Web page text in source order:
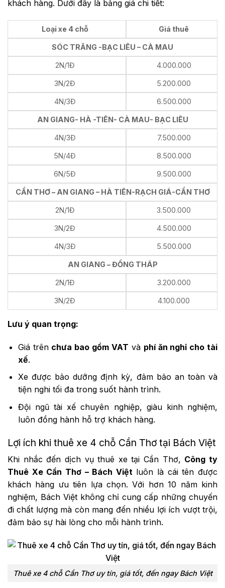
khách hàng. Dưới đây là bảng giá chi tiết:
Loại xe 4 chỗ Giá thuê
SÓC TRĂNG -BẠC LIÊU – CÀ MAU
2N/1Đ 4.000.000
3N/2Đ 5.200.000
4N/3Đ 6.500.000
AN GIANG- HÀ -TIÊN- CÀ MAU- BẠC LIÊU
4N/3Đ 7.500.000
5N/4Đ 8.500.000
6N/5Đ 9.500.000
CẦN THƠ – AN GIANG – HÀ TIÊN-RẠCH GIÁ-CẦN THƠ
2N/1Đ 3.500.000
3N/2Đ 4.500.000
4N/3Đ 5.500.000
AN GIANG – ĐỒNG THÁP
2N/1Đ 3.200.000
3N/2Đ 4.100.000
Lưu ý quan trọng:
Giá trên chưa bao gồm VAT và phí ăn nghỉ cho tài
xế.
Xe được bảo dưỡng định kỳ, đảm bảo an toàn và
tiện nghi tối đa trong suốt hành trình.
Đội ngũ tài xế chuyên nghiệp, giàu kinh nghiệm,
luôn đồng hành hỗ trợ khách hàng.
Lợi ích khi thuê xe 4 chỗ Cần Thơ tại Bách Việt
Khi nhắc đến dịch vụ thuê xe tại Cần Thơ, Công ty
Thuê Xe Cần Thơ – Bách Việtluôn là cái tên được
khách hàng ưu tiên lựa chọn. Với hơn 10 năm kinh
nghiệm, Bách Việt không chỉ cung cấp những chuyến
đi chất lượng mà còn mang đến nhiều lợi ích vượt trội,
đảm bảo sự hài lòng cho mỗi hành trình.
Thuê xe 4 chỗ Cần Thơ uy tín, giá tốt, đến ngay Bách Việt